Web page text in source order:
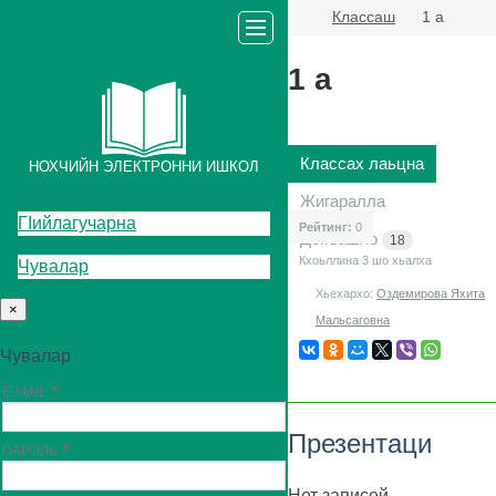
Классаш 1 а
НОХЧИЙН ЭЛЕКТРОННИ ИШКОЛ
ГIийлагучарна
Чувалар
×
Чувалар
E-MAIL
ПАРОЛЬ
1 а
Классах лаьцна
Жигаралла
Декъашхо
18
Рейтинг: 0
Кхоьллина 3 шо хьалха
Хьехархо: Оздемирова Яхита
Мальсаговна
Презентаци